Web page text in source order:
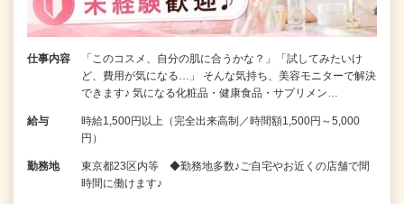
仕事内容
「このコスメ、自分の肌に合うかな？」「試してみたいけ
ど、費用が気になる…」 そんな気持ち、美容モニターで解決
できます♪ 気になる化粧品・健康食品・サプリメン…
給与
時給1,500円以上（完全出来高制／時間額1,500円～5,000
円）
勤務地
東京都23区内等 ◆勤務地多数♪ご自宅やお近くの店舗で間
時間に働けます♪